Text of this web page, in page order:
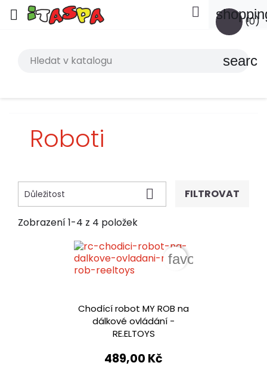
 (0)

search
Roboti
Důležitost  FILTROVAT
Zobrazení 1-4 z 4 položek
Chodící robot MY ROB na
dálkové ovládání -
RE.ELTOYS
489,00 Kč
favorite_border